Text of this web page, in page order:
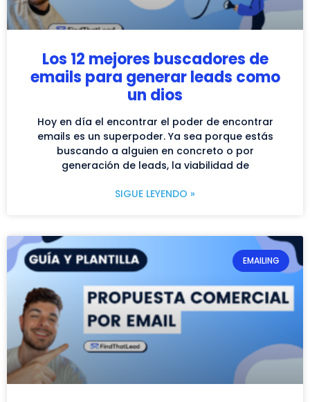
Los 12 mejores buscadores de
emails para generar leads como
un dios
Hoy en día el encontrar el poder de encontrar
emails es un superpoder. Ya sea porque estás
buscando a alguien en concreto o por
generación de leads, la viabilidad de
SIGUE LEYENDO »
EMAILING